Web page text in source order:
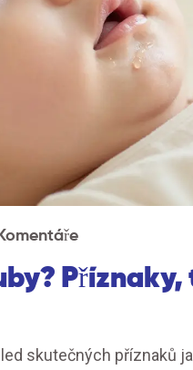
skutečných příznaků